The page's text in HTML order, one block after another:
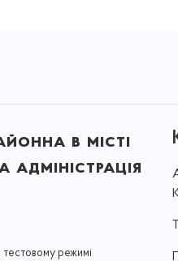
в місті
адміністрація
режимі